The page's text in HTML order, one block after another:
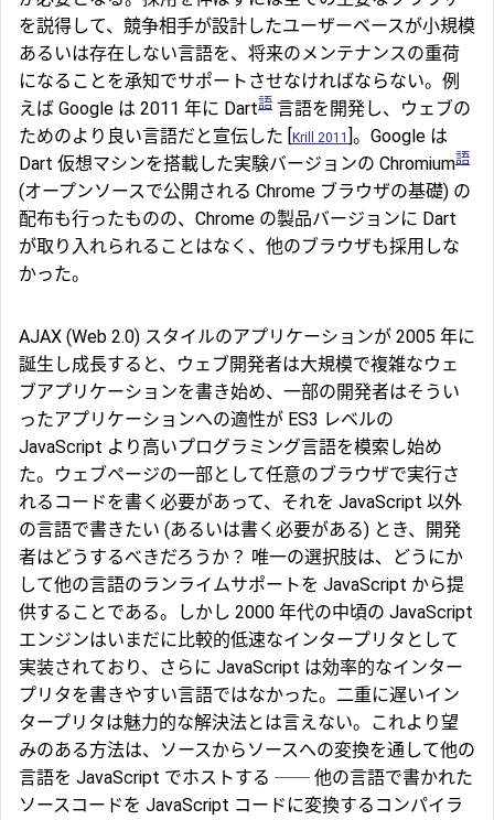
を説得して、競争相手が設計したユーザーベースが小規模
あるいは存在しない言語を、将来のメンテナンスの重荷
になることを承知でサポートさせなければならない。例
えば Google は 2011 年に Dart語 言語を開発し、ウェブの
ためのより良い言語だと宣伝した [
Krill 2011 ]。Google は
Dart 仮想マシンを搭載した実験バージョンの Chromium語
(オープンソースで公開される Chrome ブラウザの基礎) の
配布も行ったものの、Chrome の製品バージョンに Dart
が取り入れられることはなく、他のブラウザも採用しな
かった。
AJAX (Web 2.0) スタイルのアプリケーションが 2005 年に
誕生し成長すると、ウェブ開発者は大規模で複雑なウェ
ブアプリケーションを書き始め、一部の開発者はそうい
ったアプリケーションへの適性が ES3 レベルの
JavaScript より高いプログラミング言語を模索し始め
た。ウェブページの一部として任意のブラウザで実行さ
れるコードを書く必要があって、それを JavaScript 以外
の言語で書きたい (あるいは書く必要がある) とき、開発
者はどうするべきだろうか？ 唯一の選択肢は、どうにか
して他の言語のランライムサポートを JavaScript から提
供することである。しかし 2000 年代の中頃の JavaScript
エンジンはいまだに比較的低速なインタープリタとして
実装されており、さらに JavaScript は効率的なインター
プリタを書きやすい言語ではなかった。二重に遅いイン
タープリタは魅力的な解決法とは言えない。これより望
みのある方法は、ソースからソースへの変換を通して他の
言語を JavaScript でホストする ── 他の言語で書かれた
ソースコードを JavaScript コードに変換するコンパイラ